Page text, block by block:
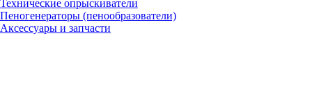
Технические опрыскиватели
Пеногенераторы (пенообразователи)
Аксессуары и запчасти